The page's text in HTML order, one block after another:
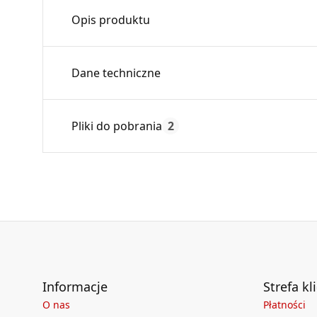
Opis produktu
połączenia nyplowego. Zaślepka nyplowa
Dane techniczne
Max. temperatura:
Pliki do pobrania 2
Informacje
O nas
Strefa
Płatności